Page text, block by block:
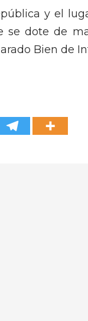
y el
dote de
Bien de